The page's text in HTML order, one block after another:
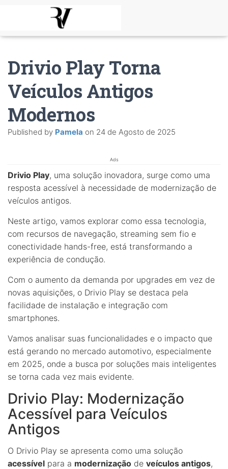
Drivio Play Torna
Veículos Antigos
Modernos
Published by Pamela on 24 de Agosto de 2025
Ads
Drivio Play, uma solução inovadora, surge como uma
resposta acessível à necessidade de modernização de
veículos antigos.
Neste artigo, vamos explorar como essa tecnologia,
com recursos de navegação, streaming sem fio e
conectividade hands-free, está transformando a
experiência de condução.
Com o aumento da demanda por upgrades em vez de
novas aquisições, o Drivio Play se destaca pela
facilidade de instalação e integração com
smartphones.
Vamos analisar suas funcionalidades e o impacto que
está gerando no mercado automotivo, especialmente
em 2025, onde a busca por soluções mais inteligentes
se torna cada vez mais evidente.
Drivio Play: Modernização
Acessível para Veículos
Antigos
O Drivio Play se apresenta como uma solução
acessível para a modernização de veículos antigos,